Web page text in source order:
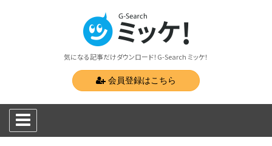
気になる記事だけダウンロード！G-Search ミッケ！
会員登録はこちら